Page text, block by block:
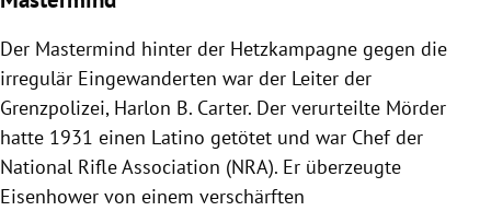
Der Mastermind hinter der Hetzkampagne gegen die
irregulär Eingewanderten war der Leiter der
Grenzpolizei, Harlon B. Carter. Der verurteilte Mörder
hatte 1931 einen Latino getötet und war Chef der
National Rifle Association (NRA). Er überzeugte
Eisenhower von einem verschärften